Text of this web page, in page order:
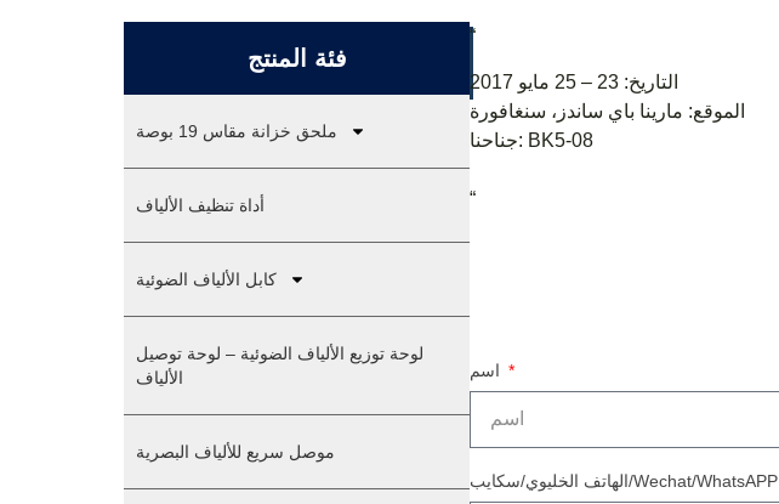
فئة المنتج
ملحق خزانة مقاس 19 بوصة
أداة تنظيف الألياف
كابل الألياف الضوئية
لوحة توزيع الألياف الضوئية – لوحة توصيل
الألياف
موصل سريع للألياف البصرية
“
الموقع: مارينا باي ساندز، سنغافورة
جناحنا: BK5-08
“
الهاتف الخليوي/سكايب/Wechat/WhatsAPP